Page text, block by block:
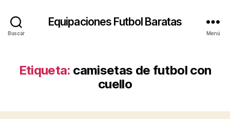
Buscar
Equipaciones Futbol Baratas
Menú
Etiqueta: camisetas de futbol con
cuello